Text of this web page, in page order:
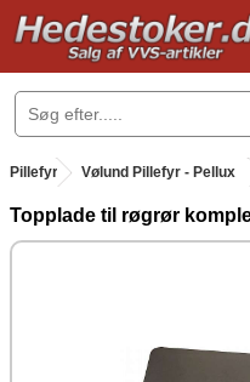
.
Pillefyr . Vølund Pillefyr - Pellux
Topplade til røgrør